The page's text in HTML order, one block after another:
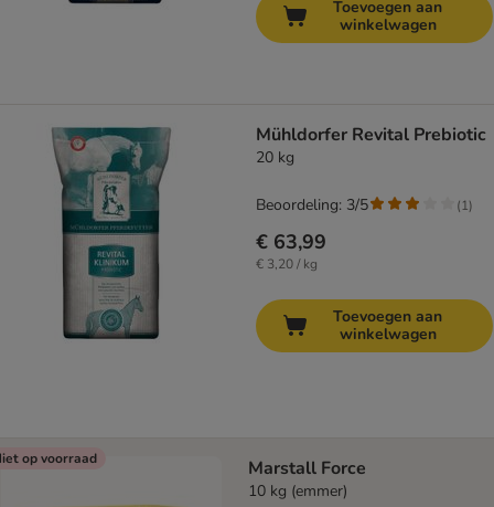
Toevoegen aan
winkelwagen
Mühldorfer Revital Prebiotic
20 kg
€ 63,99
€ 3,20 / kg
Beoordeling: 3/5 (1)
Toevoegen aan
winkelwagen
op voorraad Marstall Force
10 kg (emmer)